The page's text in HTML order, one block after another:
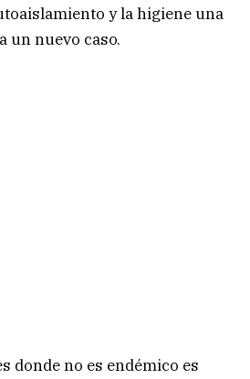
y la higiene una
un nuevo caso.
donde no es endémico es